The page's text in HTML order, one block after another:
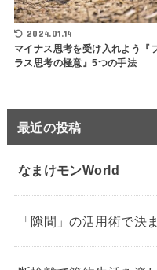
2024.01.14
マイナス思考を受け入れよう『
ラス思考の極意』5つの手法
最近の投稿
なまけモンWorld
「隙間」の活用術で決